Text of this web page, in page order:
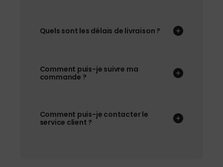
Quels sont les délais de livraison ?
Comment puis-je suivre ma
commande ?
Comment puis-je contacter le
service client ?